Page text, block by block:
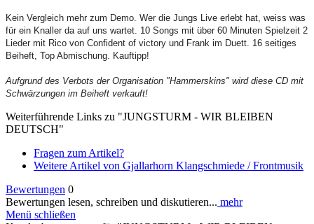
Kein Vergleich mehr zum Demo. Wer die Jungs Live erlebt hat, weiss was
für ein Knaller da auf uns wartet. 10 Songs mit über 60 Minuten Spielzeit 2
Lieder mit Rico von Confident of victory und Frank im Duett. 16 seitiges
Beiheft, Top Abmischung. Kauftipp!
Aufgrund des Verbots der Organisation "Hammerskins" wird diese CD mit
Schwärzungen im Beiheft verkauft!
Weiterführende Links zu "JUNGSTURM - WIR BLEIBEN
DEUTSCH"
Fragen zum Artikel?
Weitere Artikel von Gjallarhorn Klangschmiede / Frontmusik
Bewertungen 0
Bewertungen lesen, schreiben und diskutieren... mehr
Menü schließen